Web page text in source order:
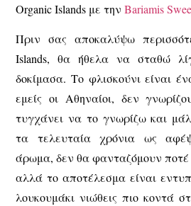
Organic Islands με τηνBariamis
Πριν σας αποκαλύψω
Islands, θα ήθελα να σταθώ
δοκίμασα. Το φλισκούνι είναι
εμείς οι Αθηναίοι, δεν
τυγχάνει να το γνωρίζω και
τα τελευταία χρόνια ως
άρωμα, δεν θα φανταζόμουν
αλλά το αποτέλεσμα είναι
λουκουμάκι νιώθεις πιο κοντά